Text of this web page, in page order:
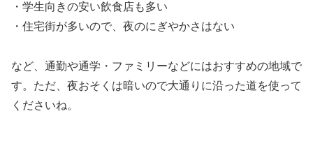
・学生向きの安い飲食店も多い
・住宅街が多いので、夜のにぎやかさはない
など、通勤や通学・ファミリーなどにはおすすめの地域で
す。ただ、夜おそくは暗いので大通りに沿った道を使って
くださいね。